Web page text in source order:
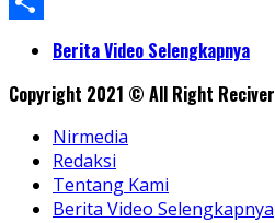
ShareBerita Video Selengkapnya
Copyright 2021 © All Right Reciver
Nirmedia
Redaksi
Tentang Kami
Berita Video Selengkapnya